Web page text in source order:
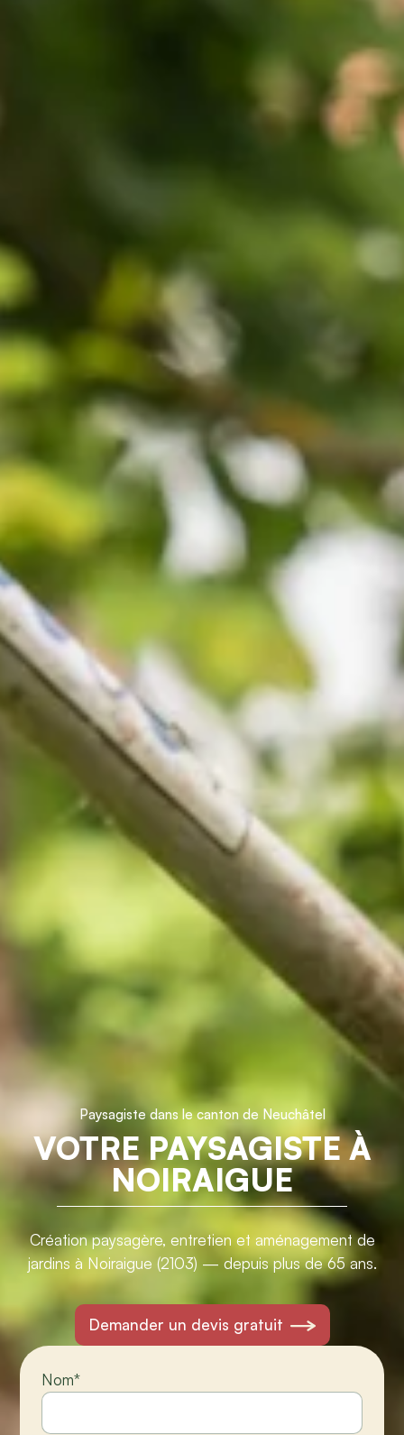
Paysagiste dans le canton de Neuchâtel
VOTRE PAYSAGISTE À
NOIRAIGUE
Création paysagère, entretien et aménagement de
jardins à Noiraigue (2103) — depuis plus de 65 ans.
Demander un devis gratuit
Nom*